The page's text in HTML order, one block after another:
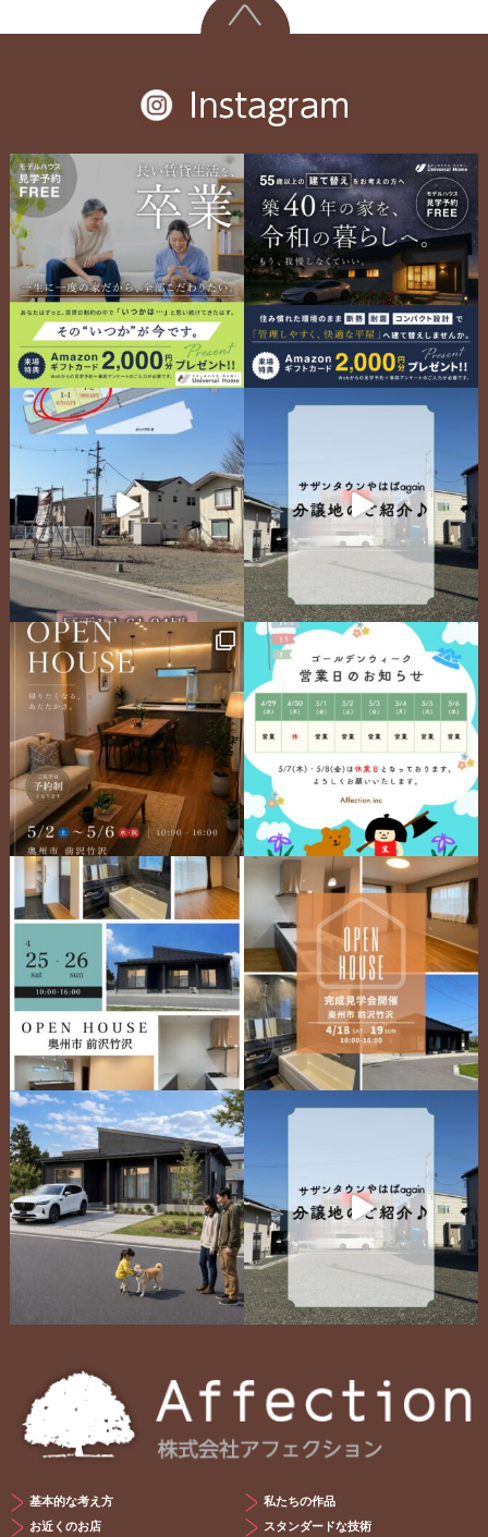
基本的な考え方
私たちの作品
お近くのお店
スタンダードな技術